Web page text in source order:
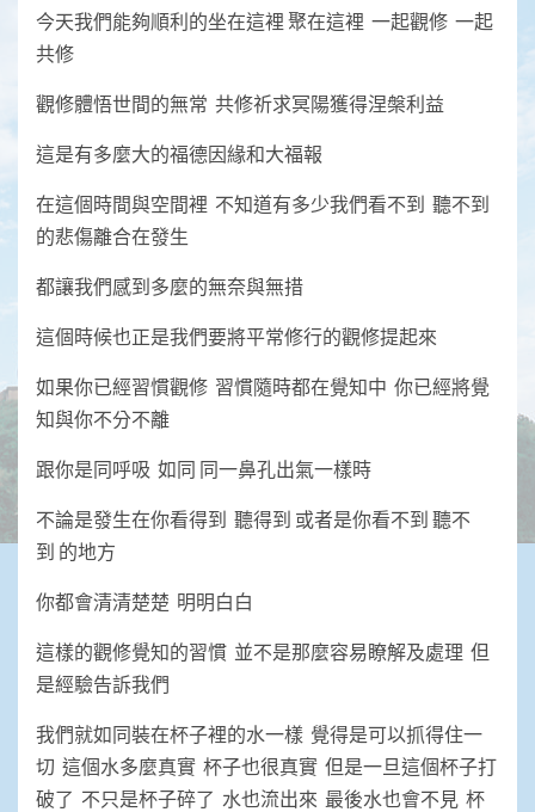
今天我們能夠順利的坐在這裡 聚在這裡 一起觀修 一起
共修
觀修體悟世間的無常 共修祈求冥陽獲得涅槃利益
這是有多麼大的福德因緣和大福報
在這個時間與空間裡 不知道有多少我們看不到 聽不到
的悲傷離合在發生
都讓我們感到多麼的無奈與無措
這個時候也正是我們要將平常修行的觀修提起來
如果你已經習慣觀修 習慣隨時都在覺知中 你已經將覺
知與你不分不離
跟你是同呼吸 如同 同一鼻孔出氣一樣時
不論是發生在你看得到 聽得到 或者是你看不到 聽不
到 的地方
你都會清清楚楚 明明白白
這樣的觀修覺知的習慣 並不是那麼容易瞭解及處理 但
是經驗告訴我們
我們就如同裝在杯子裡的水一樣 覺得是可以抓得住一
切 這個水多麼真實 杯子也很真實 但是一旦這個杯子打
破了 不只是杯子碎了 水也流出來 最後水也會不見 杯